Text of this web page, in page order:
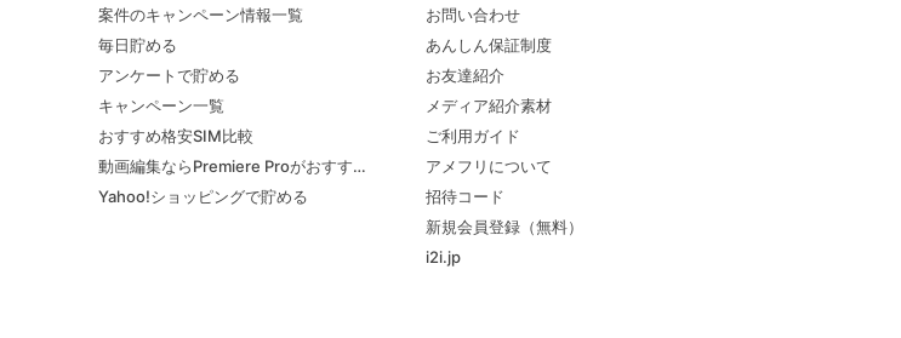
案件のキャンペーン情報一覧
毎日貯める
アンケートで貯める
キャンペーン一覧
おすすめ格安SIM比較
動画編集ならPremiere Proがおすすめ！
Yahoo!ショッピングで貯める
お問い合わせ
あんしん保証制度
お友達紹介
メディア紹介素材
ご利用ガイド
アメフリについて
招待コード
新規会員登録（無料）
i2i.jp